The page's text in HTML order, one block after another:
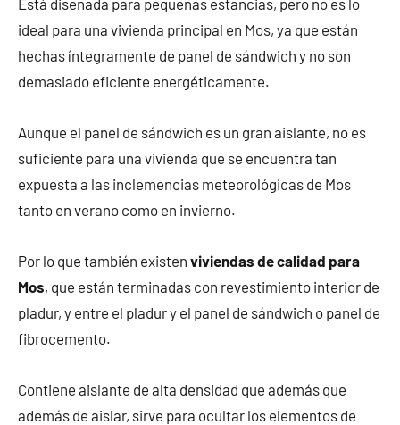
Está diseñada para pequeñas estancias, pero no es lo
ideal para una vivienda principal en Mos, ya que están
hechas íntegramente de panel de sándwich y no son
demasiado eficiente energéticamente.
Aunque el panel de sándwich es un gran aislante, no es
suficiente para una vivienda que se encuentra tan
expuesta a las inclemencias meteorológicas de Mos
tanto en verano como en invierno.
Por lo que también existen viviendas de calidad para
Mos, que están terminadas con revestimiento interior de
pladur, y entre el pladur y el panel de sándwich o panel de
fibrocemento.
Contiene aislante de alta densidad que además que
además de aislar, sirve para ocultar los elementos de